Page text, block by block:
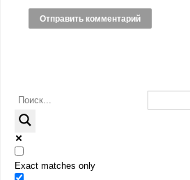
Exact matches only